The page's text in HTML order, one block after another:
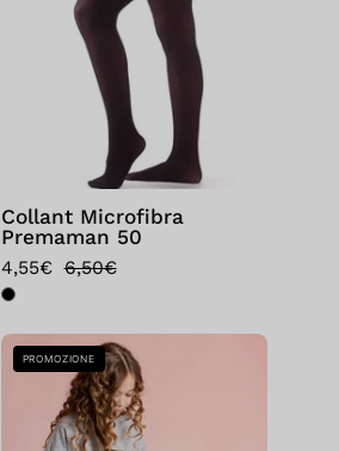
Nero
Collant Microfibra
Premaman 50
4,55€ 6,50€
Collant
Ladybug
Nero
PROMOZIONE